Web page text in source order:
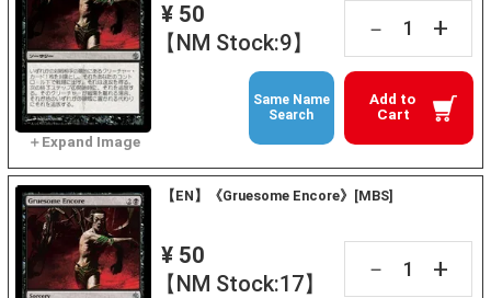
¥ 50
【NM Stock:9】
－ +
Add to
Cart
Same Name
Search
【EN】《Gruesome Encore》[MBS]
¥ 50
【NM Stock:17】
－ +